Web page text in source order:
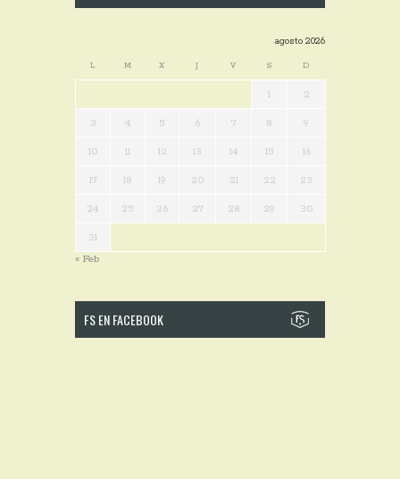
agosto 2026
L M X J V S D
1 2
3 4 5 6 7 8 9
10 11 12 13 14 15 16
17 18 19 20 21 22 23
24 25 26 27 28 29 30
31
« Feb
FS EN FACEBOOK